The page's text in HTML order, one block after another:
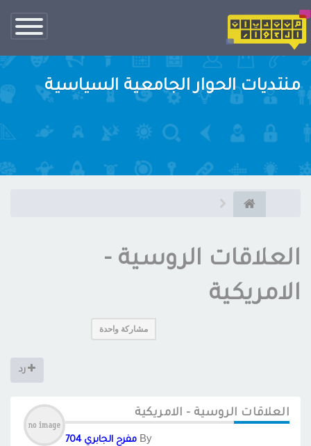
تبديل
الناف
منتديات الحوار الجامعية السياسية
العلاقات الروسية -
الامريكية
مشاركة واحدة
رد
العلاقات الروسية - الامريكية
By مفرح الجابري 704